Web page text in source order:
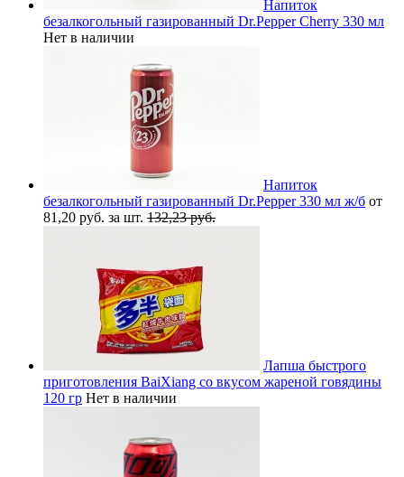
Напиток
безалкогольный газированный Dr.Pepper Cherry 330 мл
Нет в наличии
Напиток
безалкогольный газированный Dr.Pepper 330 мл ж/б от
81,20 руб. за шт. 132,23 руб.
Лапша быстрого
приготовления BaiXiang со вкусом жареной говядины
120 гр Нет в наличии